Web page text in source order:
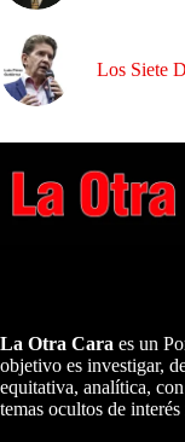
Los Siete
La Otra Cara es un
objetivo es investigar,
equitativa, analítica,
temas ocultos de